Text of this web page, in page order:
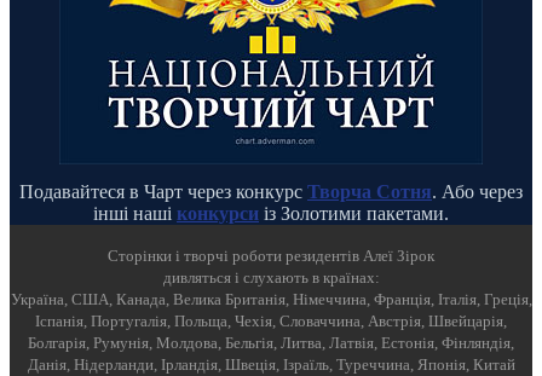
Подавайтеся в Чарт через конкурс Творча Сотня. Або через
інші наші конкурси із Золотими пакетами.
Cторінки і творчі роботи резидентів Алеї Зірок
дивляться і слухають в країнах:
Україна, США, Канада, Велика Британія, Німеччина, Франція, Італія, Греція,
Іспанія, Португалія, Польща, Чехія, Словаччина, Австрія, Швейцарія,
Болгарія, Румунія, Молдова, Бельгія, Литва, Латвія, Естонія, Фінляндія,
Данія, Нідерланди, Ірландія, Швеція, Ізраїль, Туреччина, Японія, Китай